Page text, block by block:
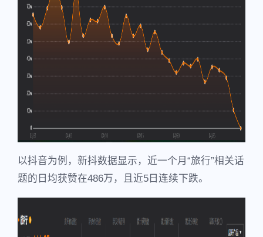
以抖音为例，新抖数据显示，近一个月“旅行”相关话
题的日均获赞在486万，且近5日连续下跌。